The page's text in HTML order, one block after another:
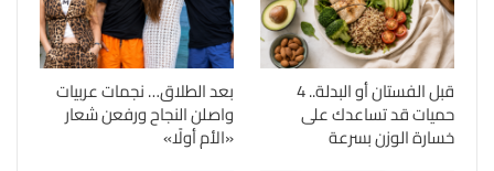
قبل الفستان أو البدلة.. 4
حميات قد تساعدك على
خسارة الوزن بسرعة
بعد الطلاق… نجمات عربيات
واصلن النجاح ورفعن شعار
«الأم أولًا»